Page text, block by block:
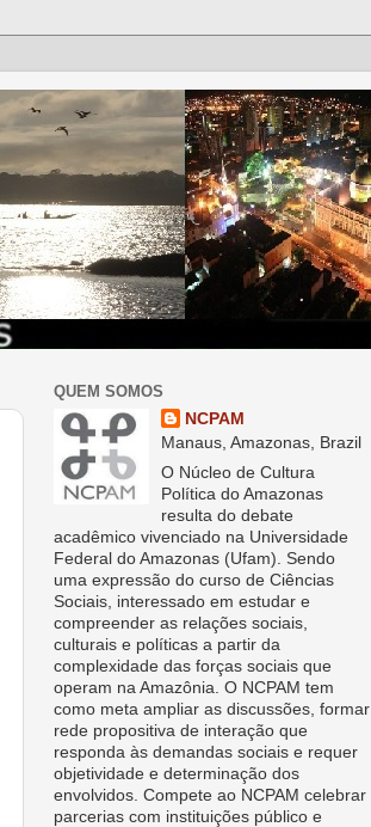
QUEM SOMOS
NCPAM
Manaus, Amazonas, Brazil
O Núcleo de Cultura
Política do Amazonas
resulta do debate
acadêmico vivenciado na Universidade
Federal do Amazonas (Ufam). Sendo
uma expressão do curso de Ciências
Sociais, interessado em estudar e
compreender as relações sociais,
culturais e políticas a partir da
complexidade das forças sociais que
operam na Amazônia. O NCPAM tem
como meta ampliar as discussões, formar
rede propositiva de interação que
responda às demandas sociais e requer
objetividade e determinação dos
envolvidos. Compete ao NCPAM celebrar
parcerias com instituições público e